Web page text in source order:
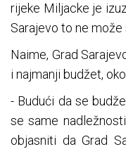
rijeke Miljacke je
Sarajevo to ne može
Naime, Grad
i najmanji budžet,
- Budući da se
se same
objasniti da Grad